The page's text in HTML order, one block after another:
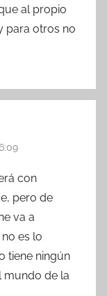
al propio
para otros no
con
pero de
va a
es lo
tiene ningún
mundo de la